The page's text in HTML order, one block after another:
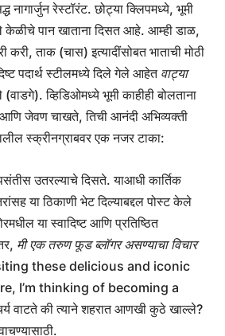
नागार्जुन रेस्टॉरंट. छोट्या क्लिपमध्ये, भूमी
केळीचे पान खाताना दिसत आहे. आम्ही डाळ,
करी, ताक (चास) इत्यादींसोबत भाताची मोठी
पदार्थ स्टीलमध्ये दिले गेले आहेत वाट्या
व्हिडिओमध्ये भूमी काहीही बोलताना
जेवण चाखते, तिची आनंदी अभिव्यक्ती
स्क्रीनग्राबवर एक नजर टाका:
उतरल्याचे दिसते. याआधी कार्तिक
या ठिकाणी भेट दिल्याबद्दल पोस्ट केले
या स्वादिष्ट आणि प्रतिष्ठित
मी एक तरुण फूड ब्लॉगर असण्याचा विचार
these delicious and iconic
I’m thinking of becoming a
वाटते की त्याने शहरात आणखी कुठे खाल्ले?